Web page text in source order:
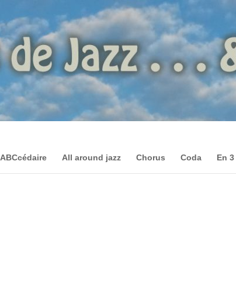
ABCcédaire All around jazz Chorus Coda En